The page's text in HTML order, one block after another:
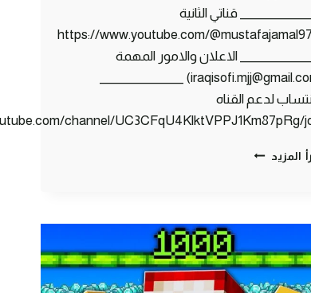
https://
قناتي الثانية
https://www.youtube.com/
الاعلان والامور المهمة
(iraqisofi.mjj@gmail.com) _______________
لدعم القناه
channel/UC3CFqU4KlktVPPJ1Km87pRg/
المزيد كلانس
سـرقـة
بتاريخ
ماين
كرافت